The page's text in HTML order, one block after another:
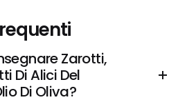
Zarotti,
Di Alici Del
Di Oliva?